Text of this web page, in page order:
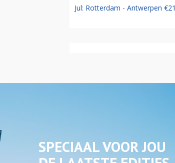
Jul: Rotterdam - Antwerpen €21
SPECIAAL VOOR JOU